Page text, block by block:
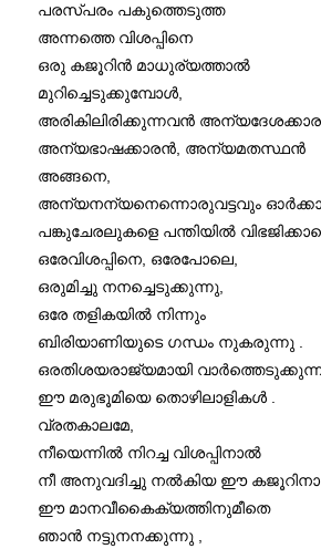
പരസ്പരം പകുത്തെടുത്ത
അന്നത്തെ വിശപ്പിനെ
ഒരു കജൂറിന്‍ മാധുര്യത്താല്‍
മുറിച്ചെടുക്കുമ്പോള്‍,
അരികിലിരിക്കുന്നവന്‍
അന്യഭാഷക്കാരന്‍, അന്യമതസ്ഥന്‍
അങ്ങനെ,
അന്യനന്യനെന്നൊരുവട്ടവും
പങ്കുചേരലുകളെ പന്തിയില്‍
ഒരേവിശപ്പിനെ, ഒരേപോലെ,
ഒരുമിച്ചു നനച്ചെടുക്കുന്നു,
ഒരേ തളികയില്‍ നിന്നും
ബിരിയാണിയുടെ ഗന്ധം നുകരുന്നു .
ഒരതിശയരാജ്യമായി
ഈ മരുഭൂമിയെ തൊഴിലാളികള്‍ .
വ്രതകാലമേ,
നീയെന്നില്‍ നിറച്ച വിശപ്പിനാല്‍
നീ അനുവദിച്ചു നല്‍കിയ ഈ
ഈ മാനവീകൈക്യത്തിനുമീതെ
ഞാന്‍ നട്ടുനനക്കുന്നു ,